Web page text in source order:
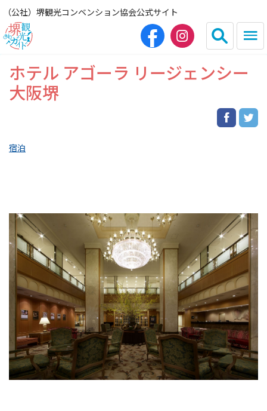
（公社）堺観光コンベンション協会公式サイト
English 简体中文
HOME（観光サイト）
グルメ
宿泊
イベント情報
ショッピング・お土産
サイクリングさかい
堺観光レンタサイクル
ホテル アゴーラ リージェンシー
大阪堺
宿泊